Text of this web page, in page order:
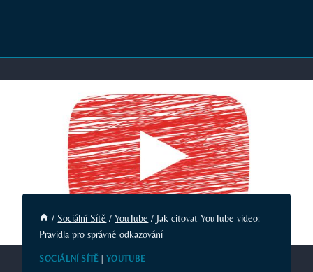
/ Sociální Sítě / YouTube / Jak citovat YouTube video:
Pravidla pro správné odkazování
SOCIÁLNÍ SÍTĚ YOUTUBE